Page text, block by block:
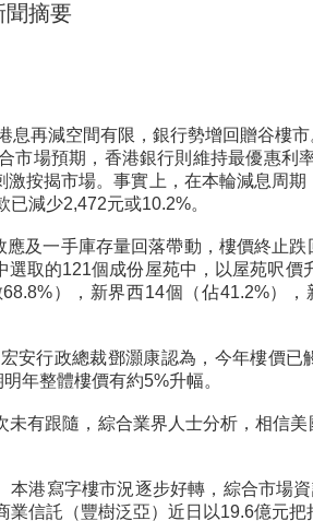
聞摘要
息再減空間有限，銀行勢增回贈谷樓
市場預期，香港銀行則維持最優惠利
按揭市場。事實上，在本輪減息周
減少2,472元或10.2%。
及一手庫存量回落帶動，樓價終止
取的121個成份屋苑中，以屋苑呎價
），新界西14個（佔41.2%）
安行政總裁鄧灝康認為，今年樓價
年整體樓價有約5%升幅。
有跟隨，綜合業界人士分析，相信
港寫字樓市況逐步好轉，綜合市場
信託（豐樹泛亞）近日以19.6億元